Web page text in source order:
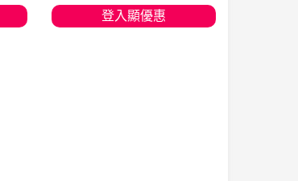
登入顯優惠